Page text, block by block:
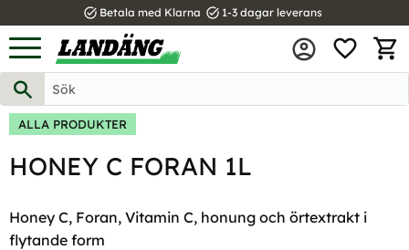
Meny
task_alt Betala med Klarna task_alt 1-3 dagar leverans
ALLA PRODUKTER
HONEY C FORAN 1L
Honey C, Foran, Vitamin C, honung och örtextrakt i
flytande form